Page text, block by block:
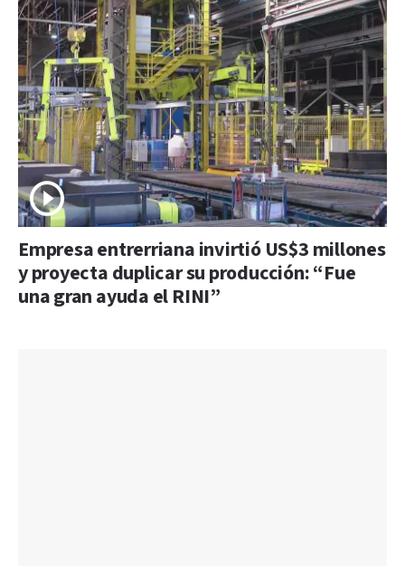
Empresa entrerriana invirtió US$3 millones
y proyecta duplicar su producción: “Fue
una gran ayuda el RINI”